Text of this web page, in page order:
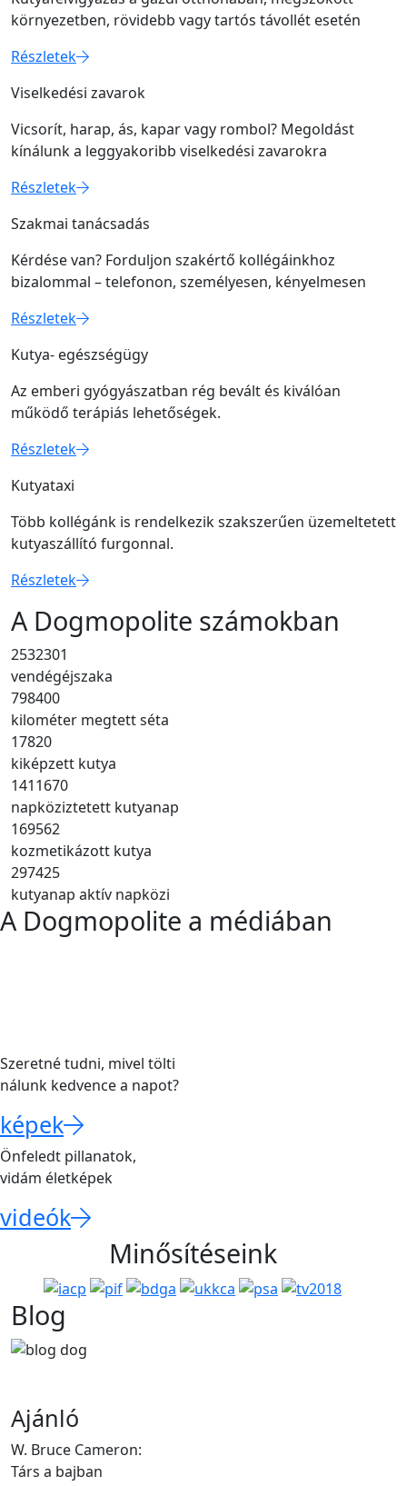
környezetben, rövidebb vagy tartós távollét esetén
Részletek
Viselkedési zavarok
Vicsorít, harap, ás, kapar vagy rombol? Megoldást
kínálunk a leggyakoribb viselkedési zavarokra
Részletek
Szakmai tanácsadás
Kérdése van? Forduljon szakértő kollégáinkhoz
bizalommal – telefonon, személyesen, kényelmesen
Részletek
Kutya- egészségügy
Az emberi gyógyászatban rég bevált és kiválóan
működő terápiás lehetőségek.
Részletek
Kutyataxi
Több kollégánk is rendelkezik szakszerűen üzemeltetett
kutyaszállító furgonnal.
Részletek
A Dogmopolite számokban
2532301
vendégéjszaka
798400
kilométer megtett séta
17820
kiképzett kutya
1411670
napköziztetett kutyanap
169562
kozmetikázott kutya
297425
kutyanap aktív napközi
A Dogmopolite a médiában
Szeretné tudni, mivel tölti
nálunk kedvence a napot?
képek
Önfeledt pillanatok,
vidám életképek
videók
Minősítéseink
Blog
Ajánló
W. Bruce Cameron:
Társ a bajban